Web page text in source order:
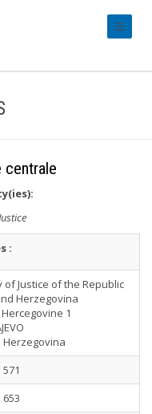
centrale
:
of Justice of the Republic
Herzegovina
1
653